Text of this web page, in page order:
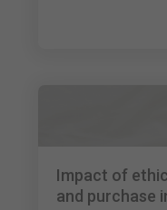
Impact of
and purchase